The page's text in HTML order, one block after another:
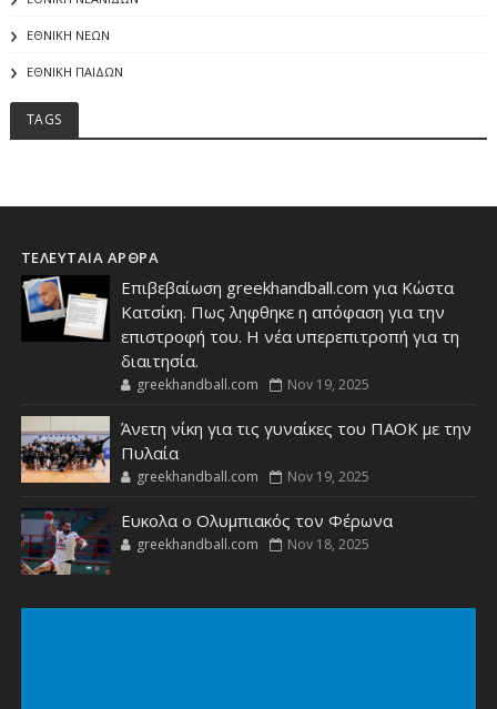
ΕΘΝΙΚΗ ΝΕΩΝ
ΕΘΝΙΚΗ ΠΑΙΔΩΝ
TAGS
ΤΕΛΕΥΤΑΙΑ ΑΡΘΡΑ
Επιβεβαίωση greekhandball.com για Κώστα
Κατσίκη. Πως ληφθηκε η απόφαση για την
επιστροφή του. Η νέα υπερεπιτροπή για τη
διαιτησία.
greekhandball.com Nov 19, 2025
Άνετη νίκη για τις γυναίκες του ΠΑΟΚ με την
Πυλαία
greekhandball.com Nov 19, 2025
Ευκολα ο Ολυμπιακός τον Φέρωνα
greekhandball.com Nov 18, 2025